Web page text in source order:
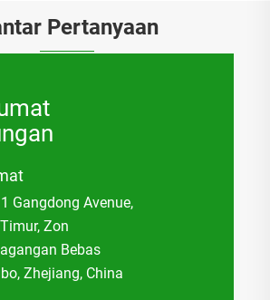
Pertanyaan
Gangdong Avenue,
Zon
Bebas
Zhejiang, China